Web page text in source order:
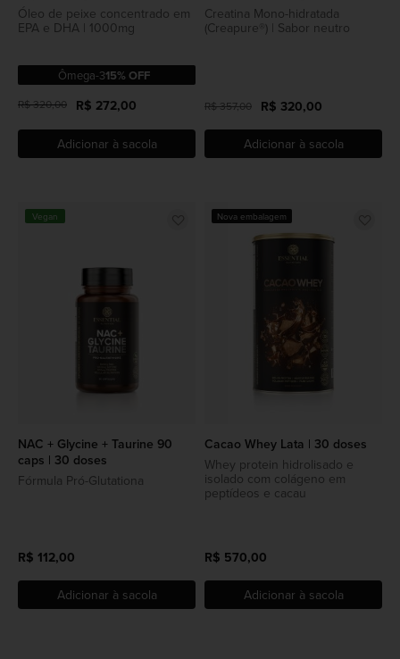
Óleo de peixe concentrado em
EPA e DHA | 1000mg
R$ 272,00
R$ 320,00
15% OFF
Ômega-3
Adicionar à sacola
Creatina Mono-hidratada
(Creapure®) | Sabor neutro
R$ 320,00
R$ 357,00
Adicionar à sacola
Adicionar
Vegan
NAC + Glycine + Taurine 90
caps | 30 doses
Fórmula Pró-Glutationa
R$ 112,00
Adicionar à sacola
Nova embalagem
Cacao Whey Lata | 30 doses
Whey protein hidrolisado e
isolado com colágeno em
peptídeos e cacau
R$ 570,00
Adicionar à sacola